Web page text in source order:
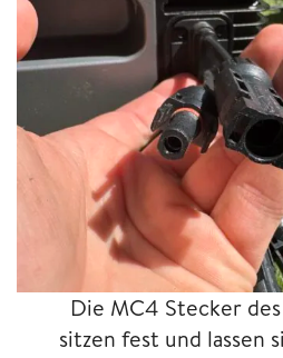
Die MC4 Stecker
sitzen fest und lassen